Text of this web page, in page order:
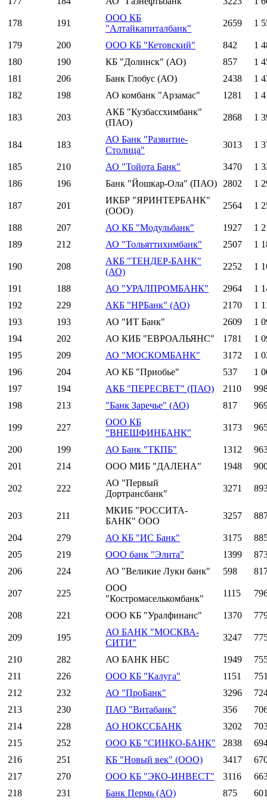
178 191
ООО КБ
"Алтайкапиталбанк"
2659 1
179 200 ООО КБ "Кетовский" 842
1
180
190 КБ "Долинск" (АО) 857
1
181
206 Банк Глобус (АО) 2438
1
182
198 АО комбанк "Арзамас" 1281 1
183 203
АКБ "Кузбассхимбанк"
(ПАО)
2868 1
184 183
АО Банк "Развитие-
Столица"
3013 1
185 210 АО "Тойота Банк" 3470
1
186
196 Банк "Йошкар-Ола" (ПАО) 2802 1
187 201
ИКБР "ЯРИНТЕРБАНК"
(ООО)
2564 1
188 207 АО КБ "Модульбанк" 1927
1
189
212 АО "Тольяттихимбанк" 2507 1
190 208
АКБ "ТЕНДЕР-БАНК"
(АО)
2252 1
191 188 АО "УРАЛПРОМБАНК" 2964
1
192
229 АКБ "НРБанк" (АО) 2170
1
193
193 АО "ИТ Банк" 2609
1
194
202 АО КИБ "ЕВРОАЛЬЯНС" 1781
1
195
209 АО "МОСКОМБАНК" 3172
1
196
204 АО КБ "Приобье" 537
1
197
194 АКБ "ПЕРЕСВЕТ" (ПАО) 2110
198
213 "Банк Заречье" (АО) 817
199 227
ООО КБ
"ВНЕШФИНБАНК"
3173
200 199 АО Банк "ТКПБ" 1312
201
214 ООО МИБ "ДАЛЕНА" 1948
202 222
АО "Первый
Дортрансбанк"
3271
203 211
МКИБ "РОССИТА-
БАНК" ООО
3257
204 279 АО КБ "ИС Банк" 3175
205
219 ООО банк "Элита" 1399
206
224 АО "Великие Луки банк" 598
207 225
ООО
"Костромаселькомбанк"
1115
208 221 ООО КБ "Уралфинанс" 1370
209 195
АО БАНК "МОСКВА-
СИТИ"
3247
210 282 АО БАНК НБС 1949
211
226 ООО КБ "Калуга" 1151
212
232 АО "ПроБанк" 3296
213
230 ПАО "Витабанк" 356
214
228 АО НОКССБАНК 3202
215
252 ООО КБ "СИНКО-БАНК" 2838
216
251 КБ "Новый век" (ООО) 3417
217
270 ООО КБ "ЭКО-ИНВЕСТ" 3116
218
231 Банк Пермь (АО) 875